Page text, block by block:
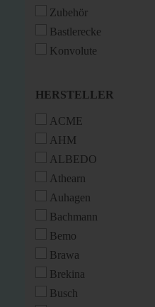
Zubehör
Bastlerecke
Konvolute
HERSTELLER
HERSTELLER
ACME
AHM
ALBEDO
Athearn
Auhagen
Bachmann
Bemo
Brawa
Brekina
Busch